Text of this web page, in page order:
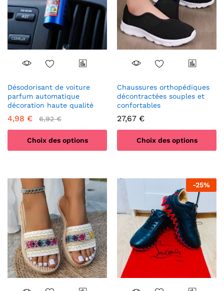
Désodorisant de voiture
parfum automatique
décoration haute qualité
4,98 € 6,92€
Choix des options
a
plusieurs
variations.
Les
options
peuvent
être
choisies
sur
la
Chaussures orthopédiques
décontractées souples et
confortables
27,67 €
Choix des options
a
Les
options
peuvent
être
choisies
sur
la
-25%